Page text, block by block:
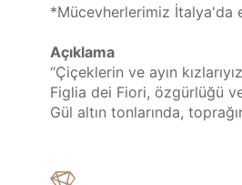
*Mücevherlerimiz İtalya'da
Açıklama
“Çiçeklerin ve ayın
Figlia dei Fiori, özgürlüğü
Gül altın tonlarında,